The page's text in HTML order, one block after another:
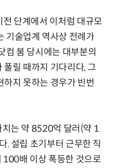
단계에서 이처럼 대규모
기술업계 역사상 전례가
컴 붐 당시에는 대부분의
릴 때까지 기다리다, 그
하지 못하는 경우가 빈번
치는 약 8520억 달러(약 1
설립 초기부터 근무한 직
100배 이상 폭등한 것으로